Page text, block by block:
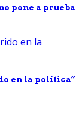
pone a prueba
en la política”